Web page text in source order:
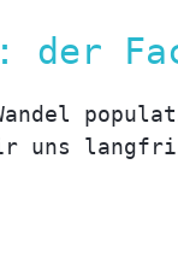
wir uns